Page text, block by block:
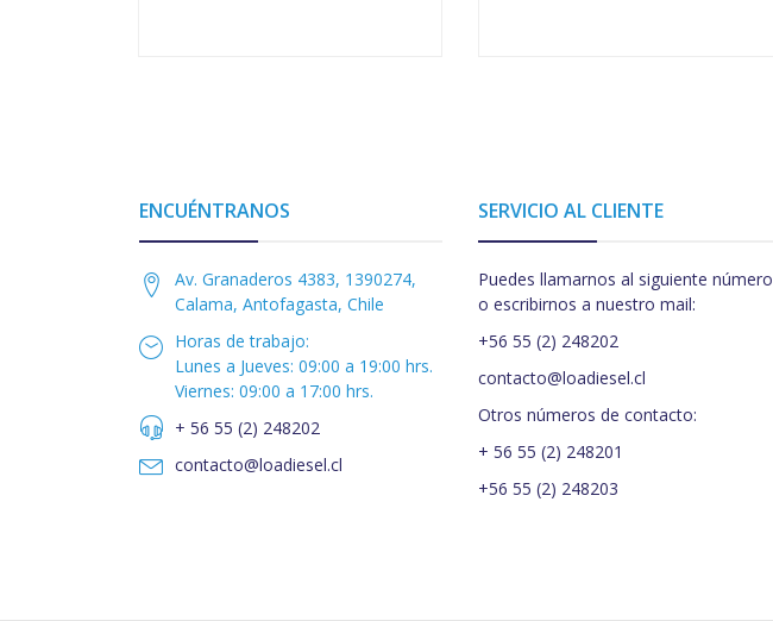
ENCUÉNTRANOS
Av. Granaderos 4383, 1390274,
Calama, Antofagasta, Chile
Horas de trabajo:
Lunes a Jueves: 09:00 a 19:00 hrs.
Viernes: 09:00 a 17:00 hrs.
+ 56 55 (2) 248202
contacto@loadiesel.cl
SERVICIO AL CLIENTE
Puedes llamarnos al siguiente número
o escribirnos a nuestro mail:
+56 55 (2) 248202
contacto@loadiesel.cl
Otros números de contacto:
+ 56 55 (2) 248201
+56 55 (2) 248203